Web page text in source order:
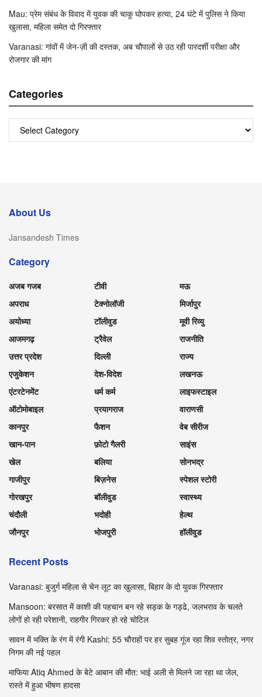
Mau: प्रेम संबंध के विवाद में युवक की चाकू घोपकर हत्या, 24 घंटे में पुलिस ने किया
खुलासा, महिला समेत दो गिरफ्तार
Varanasi: गांवों में जेन-ज़ी की दस्तक, अब चौपालों से उठ रही पारदर्शी परीक्षा और
रोजगार की मांग
Categories
About Us
Jansandesh Times
Category
अजब गजब
अपराध
अयोध्या
आजमगढ़
उत्तर प्रदेश
एजुकेशन
एंटरटेनमेंट
ऑटोमोबाइल
कानपुर
खान-पान
खेल
गाजीपुर
गोरखपुर
चंदौली
जौनपुर
टीवी
टेक्नोलॉजी
टॉलीवुड
ट्रैवेल
दिल्ली
देश-विदेश
धर्म कर्म
प्रयागराज
फैशन
फ़ोटो गैलरी
बलिया
बिज़नेस
बॉलीवुड
भदोही
भोजपुरी
मऊ
मिर्जापुर
मूवी रिव्यु
राजनीति
राज्य
लखनऊ
लाइफस्टाइल
वाराणसी
वेब सीरीज
साइंस
सोनभद्र
स्पेशल स्टोरी
स्वास्थ्य
हेल्थ
हॉलीवुड
Recent Posts
Varanasi: बुजुर्ग महिला से चेन लूट का खुलासा, बिहार के दो युवक गिरफ्तार
Mansoon: बरसात में काशी की पहचान बन रहे सड़क के गड्ढे, जलभराव के चलते
लोगों हो रही परेशानी, राहगीर गिरकर हो रहे चोटिल
सावन में भक्ति के रंग में रंगी Kashi: 55 चौराहों पर हर सुबह गूंज रहा शिव स्तोत्र, नगर
निगम की नई पहल
माफिया Atiq Ahmed के बेटे आबान की मौत: भाई अली से मिलने जा रहा था जेल,
रास्ते में हुआ भीषण हादसा